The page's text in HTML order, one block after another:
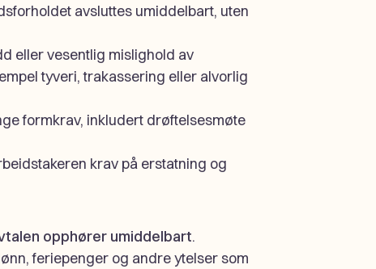
avsluttes umiddelbart, uten
eller vesentlig mislighold av
tyveri, trakassering eller alvorlig
formkrav, inkludert drøftelsesmøte
krav på erstatning og
opphører umiddelbart.
feriepenger og andre ytelser som